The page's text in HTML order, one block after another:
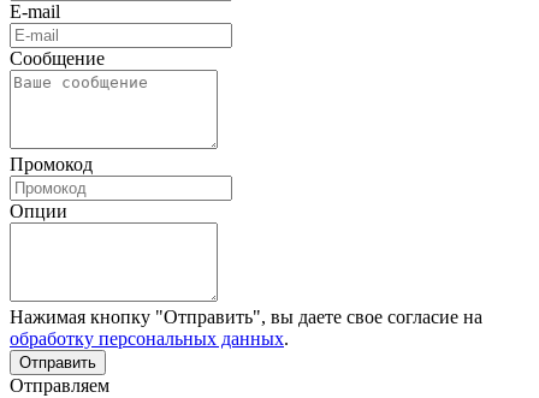
E-mail
Сообщение
Промокод
Опции
Нажимая кнопку "Отправить", вы даете свое согласие на
обработку персональных данных.
Отправляем